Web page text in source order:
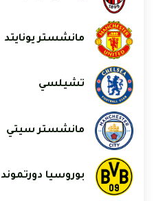
مانشستر يونايتد
تشيلسي
مانشستر سيتي
بوروسيا دورتموند